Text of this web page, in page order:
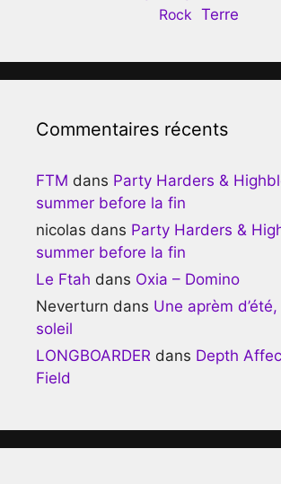
Rock Terre
Commentaires récents
FTM dans Party Harders &
summer before la fin
nicolas dans Party Harders &
summer before la fin
Le Ftah dans Oxia – Domino
Neverturn dans Une aprèm
soleil
LONGBOARDER dans Depth
Field